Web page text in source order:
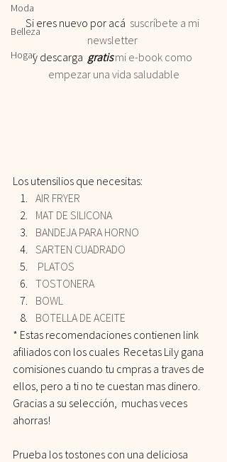
Moda
Belleza
Hogar
Si eres nuevo por acá suscríbete a mi
newsletter
y descarga gratis mi e-book como
empezar una vida saludable
Los utensilios que necesitas:
AIR FRYER
MAT DE SILICONA
BANDEJA PARA HORNO
SARTEN CUADRADO
PLATOS
TOSTONERA
BOWL
BOTELLA DE ACEITE
* Estas recomendaciones contienen link
afiliados con los cuales  Recetas Lily gana
comisiones cuando tu cmpras a traves de
ellos, pero a ti no te cuestan mas dinero.
Gracias a su selección,  muchas veces
ahorras!
Prueba los tostones con una deliciosa